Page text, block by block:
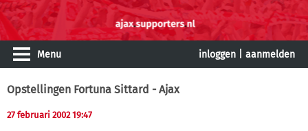
Menu inloggen aanmelden
Opstellingen Fortuna Sittard - Ajax
27 februari 2002 19:47